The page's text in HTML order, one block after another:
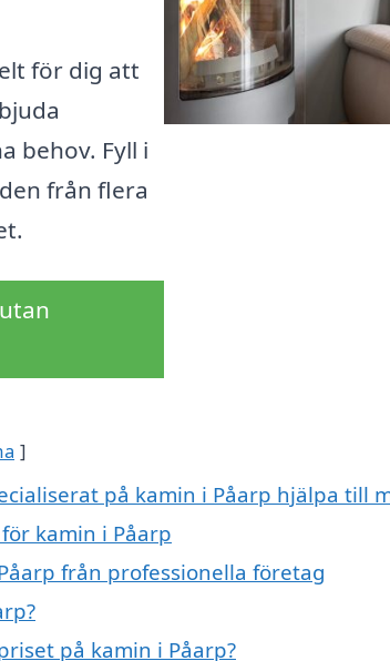
för dig att
behov. Fyll i
från flera
på kamin i Påarp hjälpa till
kamin i Påarp
från professionella företag
på kamin i Påarp?